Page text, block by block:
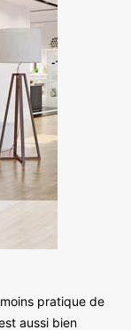
pratique de
aussi bien